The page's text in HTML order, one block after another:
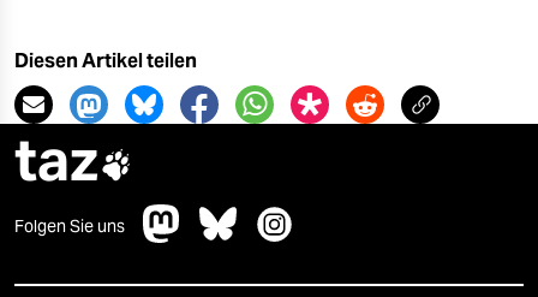
mit Länder- und Bundesmitteln füttern lässt.
FEISTLE, Hamburg
■ betr.: „Junta-Kumpel löst Hitlerjunge ab“, taz vom
Ich bin empört. Als interessierte taz-Leserin kann ich
Diesen Artikel teilen
taz
Folgen Sie uns